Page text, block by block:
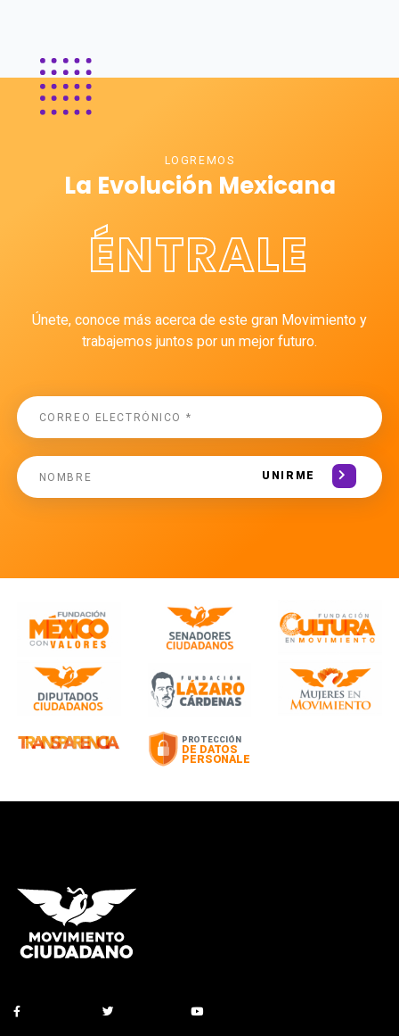
LOGREMOS
La Evolución Mexicana
ÉNTRALE
Únete, conoce más acerca de este gran Movimiento y
trabajemos juntos por un mejor futuro.
UNIRME